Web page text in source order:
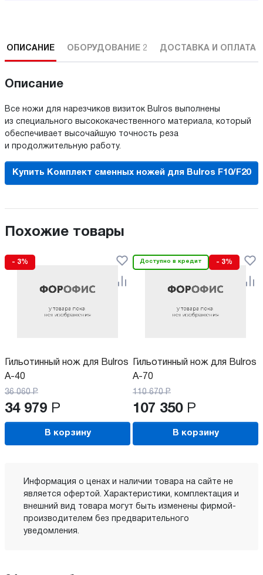
ОПИСАНИЕ ОБОРУДОВАНИЕ 2 ДОСТАВКА И ОПЛАТА
Описание
Все ножи для нарезчиков визиток Bulros выполнены
из специального высококачественного материала, который
обеспечивает высочайшую точность реза
и продолжительную работу.
Купить Комплект сменных ножей для Bulros F10/F20
Похожие товары
- 3%
Гильотинный нож для Bulros
A-40
36 060 Р
34 979 Р
В корзину
Доступно в кредит - 3%
Гильотинный нож для Bulros
A-70
110 670 Р
107 350 Р
В корзину
Информация о ценах и наличии товара на сайте не
является офертой. Характеристики, комплектация и
внешний вид товара могут быть изменены фирмой-
производителем без предварительного
уведомления.